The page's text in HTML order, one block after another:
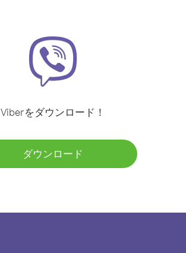
Viberをダウンロード！
ダウンロード